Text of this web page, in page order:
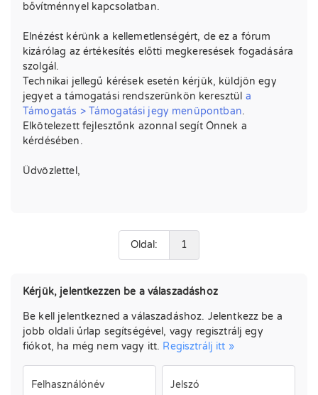
bővítménnyel kapcsolatban.
Elnézést kérünk a kellemetlenségért, de ez a fórum
kizárólag az értékesítés előtti megkeresések fogadására
szolgál.
Technikai jellegű kérések esetén kérjük, küldjön egy
jegyet a támogatási rendszerünkön keresztül a
Támogatás > Támogatási jegy menüpontban.
Elkötelezett fejlesztőnk azonnal segít Önnek a
kérdésében.
Üdvözlettel,
Oldal: 1
Kérjük, jelentkezzen be a válaszadáshoz
Be kell jelentkezned a válaszadáshoz. Jelentkezz be a
jobb oldali űrlap segítségével, vagy regisztrálj egy
fiókot, ha még nem vagy itt. Regisztrálj itt »
Felhasználónév Jelszó